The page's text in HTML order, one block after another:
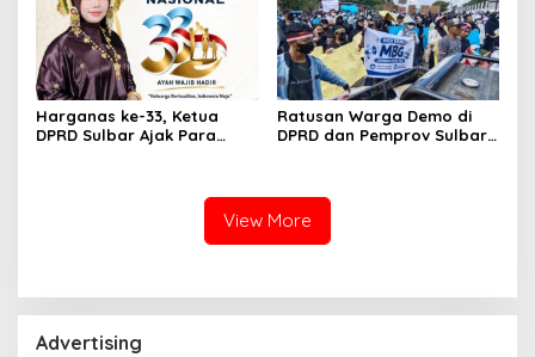
Harganas ke-33, Ketua
DPRD Sulbar Ajak Para
Ratusan Warga Demo di
DPRD dan Pemprov Sulbar,
View More
Advertising